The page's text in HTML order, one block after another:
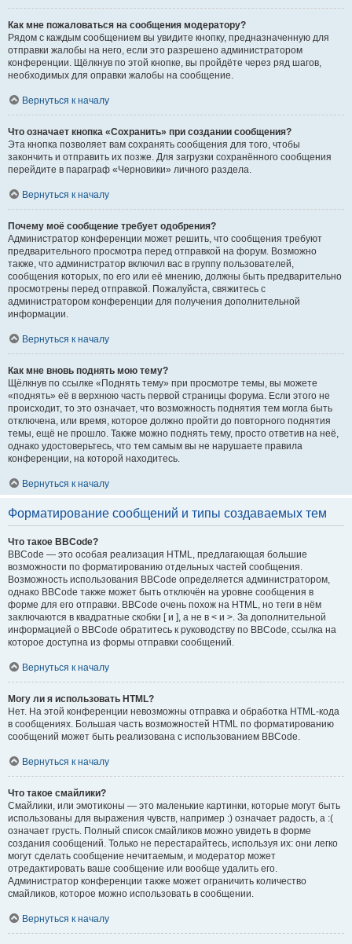
Как мне пожаловаться на сообщения модератору?
Рядом с каждым сообщением вы увидите кнопку, предназначенную для
отправки жалобы на него, если это разрешено администратором
конференции. Щёлкнув по этой кнопке, вы пройдёте через ряд шагов,
необходимых для оправки жалобы на сообщение.
Вернуться к началу
Что означает кнопка «Сохранить» при создании сообщения?
Эта кнопка позволяет вам сохранять сообщения для того, чтобы
закончить и отправить их позже. Для загрузки сохранённого сообщения
перейдите в параграф «Черновики» личного раздела.
Вернуться к началу
Почему моё сообщение требует одобрения?
Администратор конференции может решить, что сообщения требуют
предварительного просмотра перед отправкой на форум. Возможно
также, что администратор включил вас в группу пользователей,
сообщения которых, по его или её мнению, должны быть предварительно
просмотрены перед отправкой. Пожалуйста, свяжитесь с
администратором конференции для получения дополнительной
информации.
Вернуться к началу
Как мне вновь поднять мою тему?
Щёлкнув по ссылке «Поднять тему» при просмотре темы, вы можете
«поднять» её в верхнюю часть первой страницы форума. Если этого не
происходит, то это означает, что возможность поднятия тем могла быть
отключена, или время, которое должно пройти до повторного поднятия
темы, ещё не прошло. Также можно поднять тему, просто ответив на неё,
однако удостоверьтесь, что тем самым вы не нарушаете правила
конференции, на которой находитесь.
Вернуться к началу
Форматирование сообщений и типы создаваемых тем
Что такое BBCode?
BBCode — это особая реализация HTML, предлагающая большие
возможности по форматированию отдельных частей сообщения.
Возможность использования BBCode определяется администратором,
однако BBCode также может быть отключён на уровне сообщения в
форме для его отправки. BBCode очень похож на HTML, но теги в нём
заключаются в квадратные скобки [ и ], а не в < и >. За дополнительной
информацией о BBCode обратитесь к руководству по BBCode, ссылка на
которое доступна из формы отправки сообщений.
Вернуться к началу
Могу ли я использовать HTML?
Нет. На этой конференции невозможны отправка и обработка HTML-кода
в сообщениях. Большая часть возможностей HTML по форматированию
сообщений может быть реализована с использованием BBCode.
Вернуться к началу
Что такое смайлики?
Смайлики, или эмотиконы — это маленькие картинки, которые могут быть
использованы для выражения чувств, например :) означает радость, а :(
означает грусть. Полный список смайликов можно увидеть в форме
создания сообщений. Только не перестарайтесь, используя их: они легко
могут сделать сообщение нечитаемым, и модератор может
отредактировать ваше сообщение или вообще удалить его.
Администратор конференции также может ограничить количество
смайликов, которое можно использовать в сообщении.
Вернуться к началу